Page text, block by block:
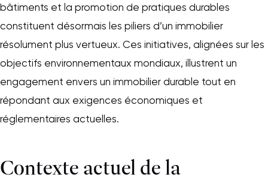
bâtiments et la promotion de pratiques durables
constituent désormais les piliers d’un immobilier
résolument plus vertueux. Ces initiatives, alignées sur les
objectifs environnementaux mondiaux, illustrent un
engagement envers un immobilier durable tout en
répondant aux exigences économiques et
réglementaires actuelles.
Contexte actuel de la